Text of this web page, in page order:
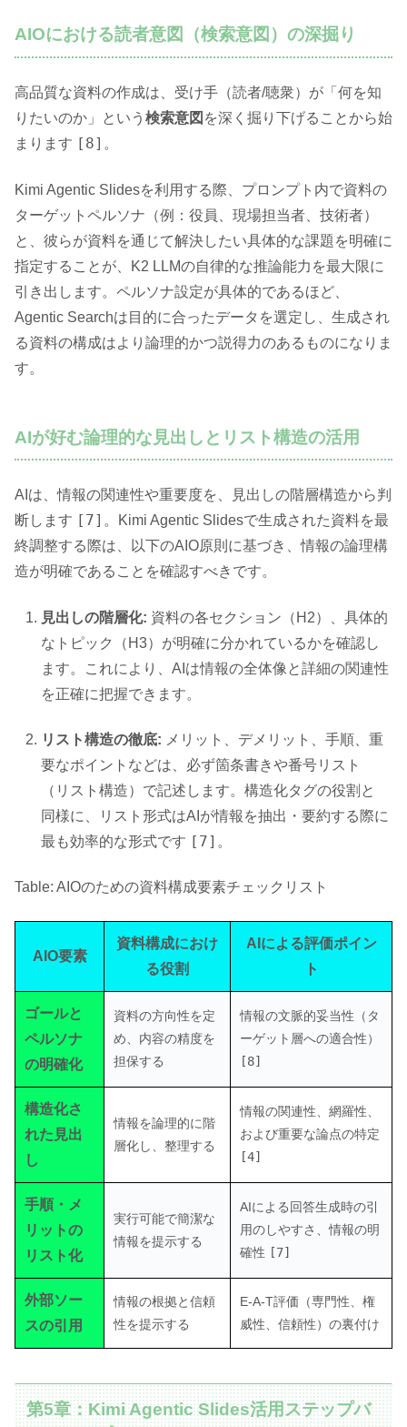
AIOにおける読者意図（検索意図）の深掘り
高品質な資料の作成は、受け手（読者/聴衆）が「何を知
りたいのか」という 検索意図 を深く掘り下げることから始
まります [8] 。
Kimi Agentic Slidesを利用する際、プロンプト内で資料の
ターゲットペルソナ（例：役員、現場担当者、技術者）
と、彼らが資料を通じて解決したい具体的な課題を明確に
指定することが、K2 LLMの自律的な推論能力を最大限に
引き出します。ペルソナ設定が具体的であるほど、
Agentic Searchは目的に合ったデータを選定し、生成され
る資料の構成はより論理的かつ説得力のあるものになりま
す。
AIが好む論理的な見出しとリスト構造の活用
AIは、情報の関連性や重要度を、見出しの階層構造から判
断します [7] 。Kimi Agentic Slidesで生成された資料を最
終調整する際は、以下のAIO原則に基づき、情報の論理構
造が明確であることを確認すべきです。
見出しの階層化: 資料の各セクション（H2）、具体的
なトピック（H3）が明確に分かれているかを確認し
ます。これにより、AIは情報の全体像と詳細の関連性
を正確に把握できます。
リスト構造の徹底: メリット、デメリット、手順、重
要なポイントなどは、必ず箇条書きや番号リスト
（リスト構造）で記述します。構造化タグの役割と
同様に、リスト形式はAIが情報を抽出・要約する際に
最も効率的な形式です [7] 。
Table: AIOのための資料構成要素チェックリスト
AIO要素
資料構成におけ
る役割
AIによる評価ポイン
ト
ゴールと
ペルソナ
の明確化
資料の方向性を定
め、内容の精度を
担保する
情報の文脈的妥当性（タ
ーゲット層への適合性）
[8]
構造化さ
れた見出
し
情報を論理的に階
層化し、整理する
情報の関連性、網羅性、
および重要な論点の特定
[4]
手順・メ
リットの
リスト化
実行可能で簡潔な
情報を提示する
AIによる回答生成時の引
用のしやすさ、情報の明
確性 [7]
外部ソー
スの引用
情報の根拠と信頼
性を提示する
E-A-T評価（専門性、権
威性、信頼性）の裏付け
第5章：Kimi Agentic Slides活用ステップバ